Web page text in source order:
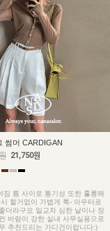
썸머 CARDIGAN
21,750원
짐 틈 사이로 통기성 또한 훌륭해
할거없이 가볍게 툭- 아우터로
더라구요 일교차 심한 날이나 장
바람이 강한 실내 사무실용으로
추천드리는 가디건이랍니다:)